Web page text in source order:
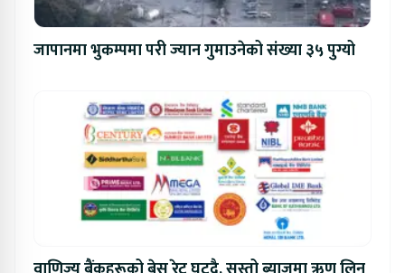
जापानमा भुकम्पमा परी ज्यान गुमाउनेको संख्या ३५ पुग्यो